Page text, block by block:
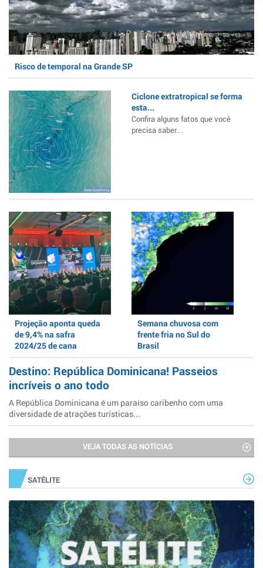
Risco de temporal na Grande SP
Ciclone extratropical se forma
esta...
Confira alguns fatos que você
precisa saber.. .
Projeção aponta queda
de 9,4% na safra
2024/25 de cana
Semana chuvosa com
frente fria no Sul do
Brasil
Destino: República Dominicana! Passeios
incríveis o ano todo
A República Dominicana é um paraíso caribenho com uma
diversidade de atrações turísticas...
VEJA TODAS AS NOTÍCIAS
SATÉLITE